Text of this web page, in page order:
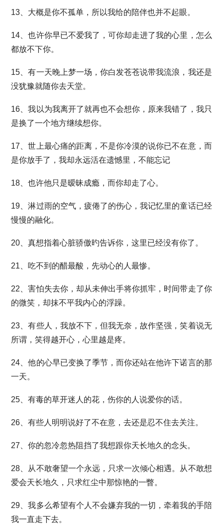
13、大概是你不孤单，所以我给的陪伴也并不起眼。
14、也许你早已不爱我了，可你却走进了我的心里，怎么
都放不下你。
15、有一天晚上梦一场，你白发苍苍说带我流浪，我还是
没犹豫就随你去天堂。
16、我以为我离开了就再也不会想你，原来我错了，我只
是换了一个地方继续想你。
17、世上最心痛的距离，不是你冷漠的说你已不在意，而
是你放手了，我却永远活在遗憾里，不能忘记
18、也许他只是暧昧成瘾，而你却走了心。
19、淋过雨的空气，疲倦了的伤心，我记忆里的童话已经
慢慢的融化。
20、真想指着心脏骄傲旳告诉你，这里已经没有你了。
21、吃不到的醋最酸，先动心的人最惨。
22、害怕失去你，却从未伸出手将你抓牢，时间带走了你
的微笑，却抹不平我内心的浮躁。
23、有些人，我放不下，但我无奈，故作坚强，笑着说无
所谓，笑得越开心，心里越是疼。
24、他的心早已变换了季节，而你还站在他许下诺言的那
一天。
25、有毒的草开迷人的花，伤你的人说爱你的话。
26、有些人明明说好了不在意，去还是忍不住去关注。
27、你的忽冷忽热阻挡了我想跟你天长地久的念头。
28、从不敢奢望一个永远，只求一次倾心相遇。从不敢想
爱会天长地久，只求红尘中那惊艳的一瞥。
29、我多么希望有个人不会嫌弃我的一切，牵着我的手陪
我一直走下去。